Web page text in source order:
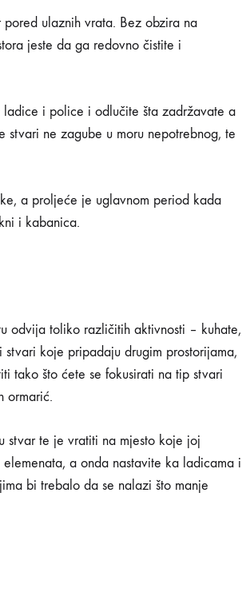
ulaznih vrata. Bez obzira na
jeste da ga redovno čistite i
ladice i police i odlučite šta zadržavate a
ne zagube u moru nepotrebnog, te
a proljeće je uglavnom period kada
i kabanica.
odvija toliko različitih aktivnosti – kuhate,
koje pripadaju drugim prostorijama,
tako što ćete se fokusirati na tip stvari
ormarić.
stvar te je vratiti na mjesto koje joj
a onda nastavite ka ladicama i
bi trebalo da se nalazi što manje